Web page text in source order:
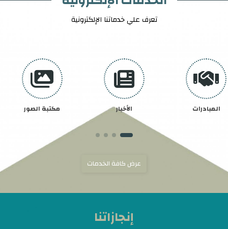
تعرف علي خدماتنا الإلكترونية
المبادرات الأخبار مكتبة الصور
عرض كافة الخدمات
إنجازاتنا